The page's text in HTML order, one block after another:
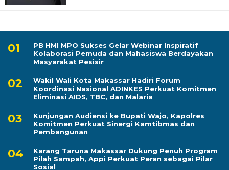
PB HMI MPO Sukses Gelar Webinar Inspiratif
Kolaborasi Pemuda dan Mahasiswa Berdayakan
Masyarakat Pesisir
Wakil Wali Kota Makassar Hadiri Forum
Koordinasi Nasional ADINKES Perkuat Komitmen
Eliminasi AIDS, TBC, dan Malaria
Kunjungan Audiensi ke Bupati Wajo, Kapolres
Komitmen Perkuat Sinergi Kamtibmas dan
Pembangunan
Karang Taruna Makassar Dukung Penuh Program
Pilah Sampah, Appi Perkuat Peran sebagai Pilar
Sosial